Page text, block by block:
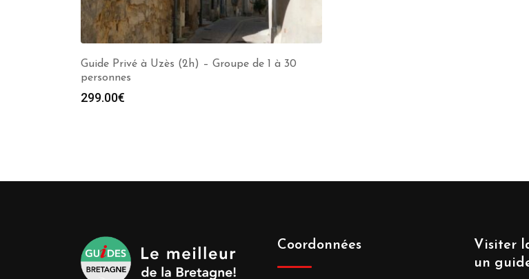
Guide Privé à Uzès (2h) – Groupe de 1 à 30
personnes
299.00€
Coordonnées
Visiter
un